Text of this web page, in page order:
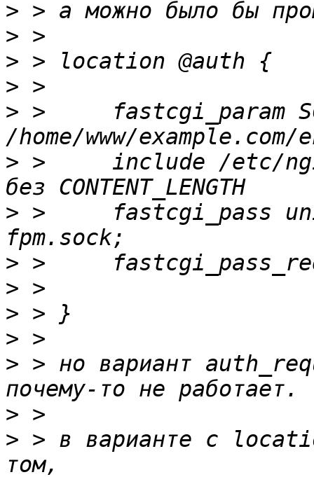
>
>
>
>
> >     fastcgi_param
> >     include /etc/
> >     fastcgi_pass
>
>
>
>
> > но вариант
>
> > в варианте с